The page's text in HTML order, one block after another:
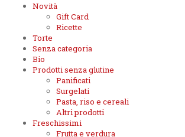
Novità
Gift Card
Ricette
Torte
Senza categoria
Bio
Prodotti senza glutine
Panificati
Surgelati
Pasta, riso e cereali
Altri prodotti
Freschissimi
Frutta e verdura